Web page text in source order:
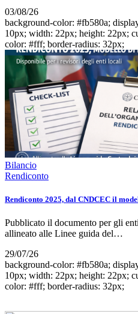
03/08/26
background-color: #fb580a;
10px; width: 22px; height: 22px;
color: #fff; border-radius: 32px;
Bilancio
Rendiconto
Rendiconto 2025, dal CNDCEC il
Pubblicato il documento per gli
allineato alle Linee guida del…
29/07/26
background-color: #fb580a;
10px; width: 22px; height: 22px;
color: #fff; border-radius: 32px;